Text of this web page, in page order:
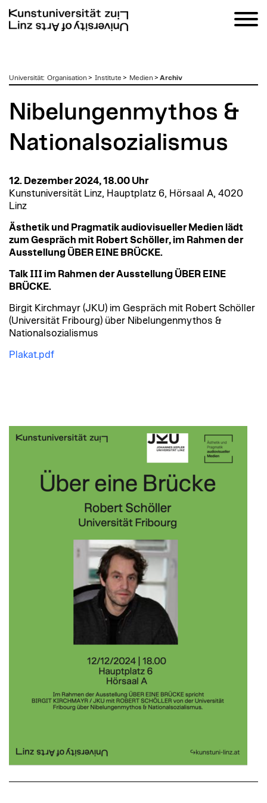
zumUniversität: Organisation > Institute > Medien > Archiv
Nibelungenmythos &
Nationalsozialismus
12. Dezember 2024, 18.00 Uhr
Kunstuniversität Linz, Hauptplatz 6, Hörsaal A, 4020
Linz
Ästhetik und Pragmatik audiovisueller Medien lädt
zum Gespräch mit Robert Schöller, im Rahmen der
Ausstellung ÜBER EINE BRÜCKE.
Talk III im Rahmen der Ausstellung ÜBER EINE
BRÜCKE.
Birgit Kirchmayr (JKU) im Gespräch mit Robert Schöller
(Universität Fribourg) über Nibelungenmythos &
Nationalsozialismus
Plakat.pdf